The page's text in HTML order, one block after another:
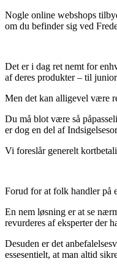
Nogle online webshops
om du befinder sig ved
Det er i dag ret nemt for
af deres produkter – til
Men det kan alligevel være
Du må blot være så
er dog en del af
Vi foreslår generelt
Forud for at folk handler på
En nem løsning er at se
revurderes af eksperter der
Desuden er det
essesentielt, at man altid